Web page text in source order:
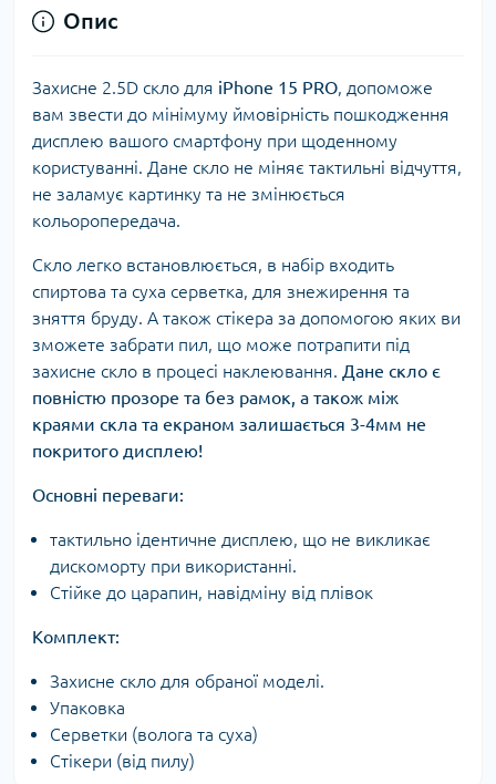
Опис
Захисне 2.5D скло для iPhone 15 PRO, допоможе
вам звести до мінімуму ймовірність пошкодження
дисплею вашого смартфону при щоденному
користуванні. Дане скло не міняє тактильні відчуття,
не заламує картинку та не змінюється
кольоропередача.
Скло легко встановлюється, в набір входить
спиртова та суха серветка, для знежирення та
зняття бруду. А також стікера за допомогою яких ви
зможете забрати пил, що може потрапити під
захисне скло в процесі наклеювання. Дане скло є
повністю прозоре та без рамок, а також між
краями скла та екраном залишається 3-4мм не
покритого дисплею!
Основні переваги:
тактильно ідентичне дисплею, що не викликає
дискоморту при використанні.
Стійке до царапин, навідміну від плівок
Комплект:
Захисне скло для обраної моделі.
Упаковка
Серветки (волога та суха)
Стікери (від пилу)